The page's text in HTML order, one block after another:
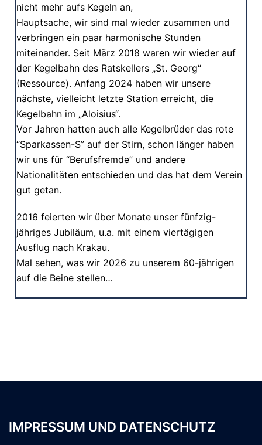
nicht mehr aufs Kegeln an,
Hauptsache, wir sind mal wieder zusammen und
verbringen ein paar harmonische Stunden
miteinander. Seit März 2018 waren wir wieder auf
der Kegelbahn des Ratskellers „St. Georg“
(Ressource). Anfang 2024 haben wir unsere
nächste, vielleicht letzte Station erreicht, die
Kegelbahn im „Aloisius“.
Vor Jahren hatten auch alle Kegelbrüder das rote
“Sparkassen-S” auf der Stirn, schon länger haben
wir uns für “Berufsfremde” und andere
Nationalitäten entschieden und das hat dem Verein
gut getan.
2016 feierten wir über Monate unser fünfzig-
jähriges Jubiläum, u.a. mit einem viertägigen
Ausflug nach Krakau.
Mal sehen, was wir 2026 zu unserem 60-jährigen
auf die Beine stellen…
IMPRESSUM UND DATENSCHUTZ